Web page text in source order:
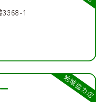
1
地域協力店